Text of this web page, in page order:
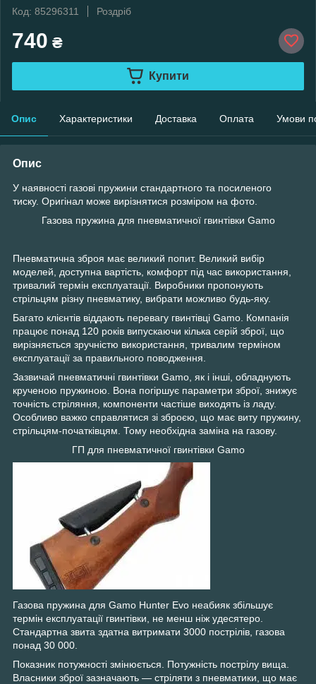
Код: 85296311
Роздріб
740 ₴
Купити
Опис Характеристики Доставка Оплата Умови
Опис
У наявності газові пружини стандартного та посиленого
тиску. Оригінал може вирізнятися розміром на фото.
Газова пружина для пневматичної гвинтівки Gamo
Пневматична зброя має великий попит. Великий вибір
моделей, доступна вартість, комфорт під час використання,
тривалий термін експлуатації. Виробники пропонують
стрільцям різну пневматику, вибрати можливо будь-яку.
Багато клієнтів віддають перевагу гвинтівці Gamo. Компанія
працює понад 120 років випускаючи кілька серій зброї, що
вирізняється зручністю використання, тривалим терміном
експлуатації за правильного поводження.
Зазвичай пневматичні гвинтівки Gamo, як і інші, обладнують
крученою пружиною. Вона погіршує параметри зброї, знижує
точність стріляння, компоненти частіше виходять із ладу.
Особливо важко справлятися зі зброєю, що має виту пружину,
стрільцям-початківцям. Тому необхідна заміна на газову.
ГП для пневматичної гвинтівки Gamo
Газова пружина для Gamo Hunter Evo неабияк збільшує
термін експлуатації гвинтівки, не менш ніж удесятеро.
Стандартна звита здатна витримати 3000 пострілів, газова
понад 30 000.
Показник потужності змінюється. Потужність пострілу вища.
Власники зброї зазначають — стріляти з пневматики, що має